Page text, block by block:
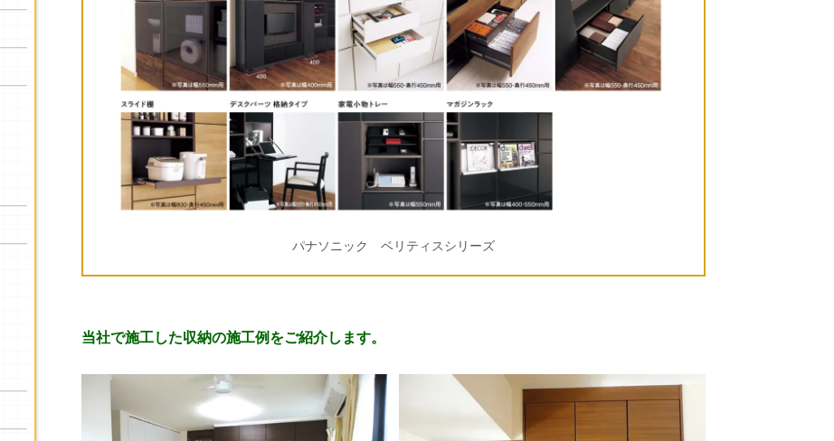
パナソニック ベリティスシリーズ
当社で施工した収納の施工例をご紹介します。